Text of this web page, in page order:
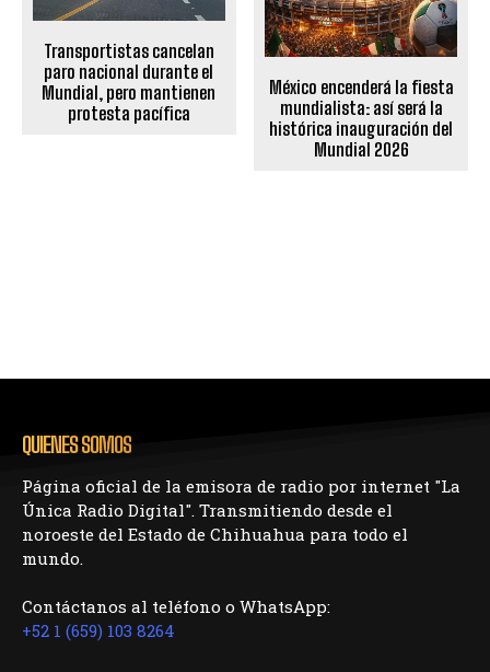
Transportistas cancelan
paro nacional durante el
Mundial, pero mantienen
protesta pacífica
México encenderá la fiesta
mundialista: así será la
histórica inauguración del
Mundial 2026
QUIENES SOMOS
Página oficial de la emisora de radio por internet "La
Única Radio Digital". Transmitiendo desde el
noroeste del Estado de Chihuahua para todo el
mundo.
Contáctanos al teléfono o WhatsApp:
+52 1 (659) 103 8264